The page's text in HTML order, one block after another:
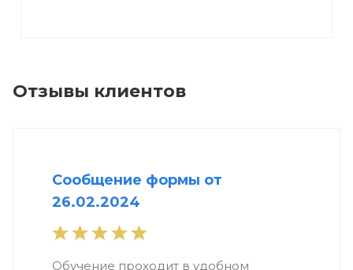
Отзывы клиентов
Сообщение формы от
26.02.2024
Обучение проходит в удобном